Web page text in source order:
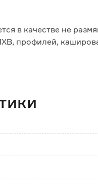
в качестве не
профилей,
выполненную
профиля и плит